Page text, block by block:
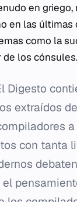
en griego,
en las últimas
como la
de los cónsules.
Digesto
extraídos
con tanta